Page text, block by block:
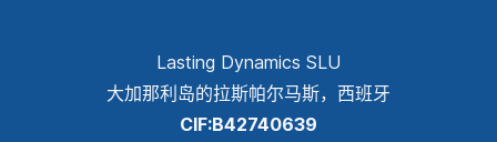
Lasting Dynamics SLU
大加那利岛的拉斯帕尔马斯，西班牙
CIF:B42740639